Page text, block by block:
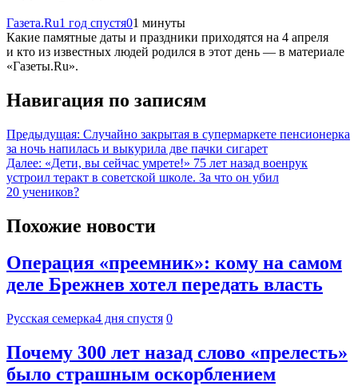
Газета.Ru1 год спустя01 минуты
Какие памятные даты и праздники приходятся на 4 апреля
и кто из известных людей родился в этот день — в материале
«Газеты.Ru».
Навигация по записям
Предыдущая: Случайно закрытая в супермаркете пенсионерка
за ночь напилась и выкурила две пачки сигарет
Далее: «Дети, вы сейчас умрете!» 75 лет назад военрук
устроил теракт в советской школе. За что он убил
20 учеников?
Похожие новости
Операция «преемник»: кому на самом
деле Брежнев хотел передать власть
Русская семерка4 дня спустя 0
Почему 300 лет назад слово «прелесть»
было страшным оскорблением